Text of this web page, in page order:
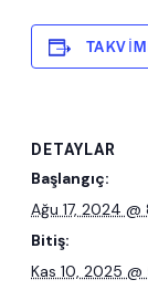
DETAYLAR
Başlangıç:
Ağu 17, 2024
Bitiş:
Kas 10, 2025